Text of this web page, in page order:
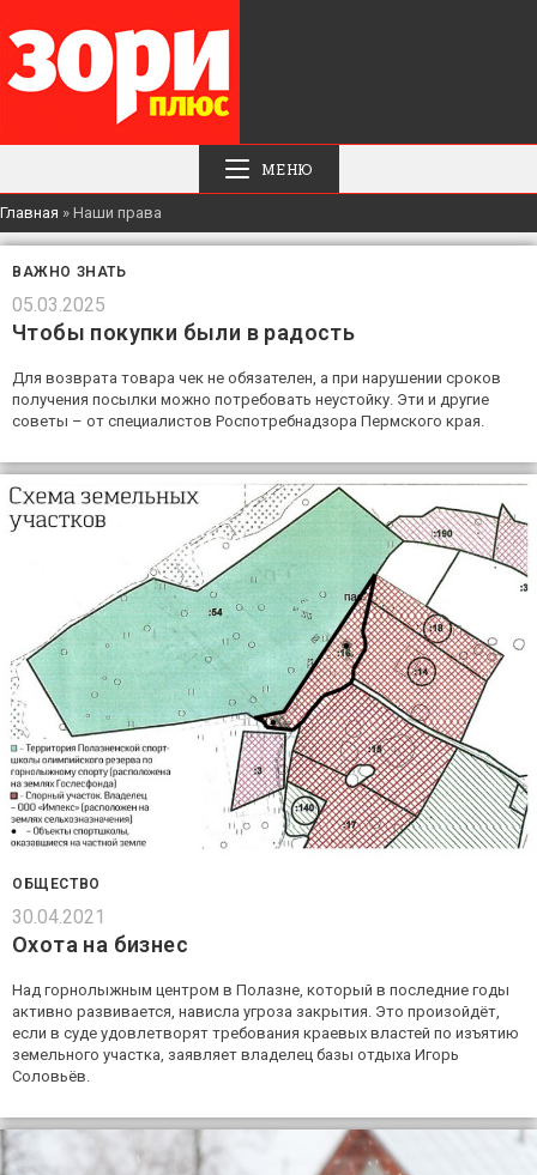
МЕНЮ
Главная » Наши права
ВАЖНО ЗНАТЬ
05.03.2025
Чтобы покупки были в радость
Для возврата товара чек не обязателен, а при нарушении сроков
получения посылки можно потребовать неустойку. Эти и другие
советы – от специалистов Роспотребнадзора Пермского края.
ОБЩЕСТВО
30.04.2021
Охота на бизнес
Над горнолыжным центром в Полазне, который в последние годы
активно развивается, нависла угроза закрытия. Это произойдёт,
если в суде удовлетворят требования краевых властей по изъятию
земельного участка, заявляет владелец базы отдыха Игорь
Соловьёв.